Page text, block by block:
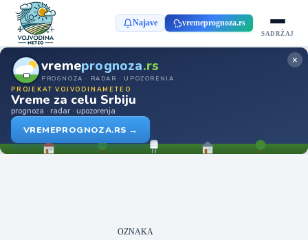
Najave vremeprognoza.rs
SADRŽAJ
vremeprognoza.rs
PROGNOZA · RADAR · UPOZORENJA
PROJEKAT VOJVODINAMETEO
Vreme za celu Srbiju
prognoza · radar · upozorenja
VREMEPROGNOZA.RS →
×
OZNAKA